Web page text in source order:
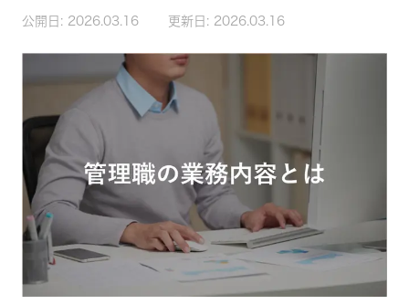
公開日: 2026.03.16 更新日: 2026.03.16